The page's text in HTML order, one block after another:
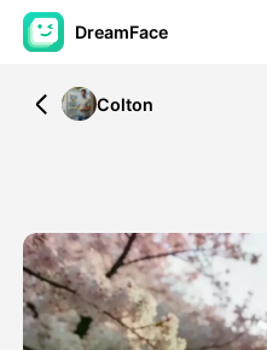
DreamFace
AI-verktøy
AI Video
Foto
Colton